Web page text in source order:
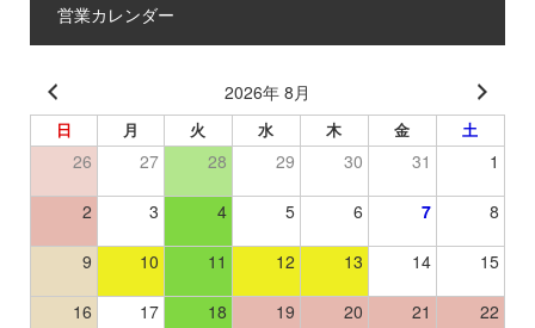
営業カレンダー
2026年 8月
日 月 火 水 木 金 土
26 27 28 29 30 31 1
2 3 4 5 6 7 8
9 10 11 12 13 14 15
16 17 18 19 20 21 22